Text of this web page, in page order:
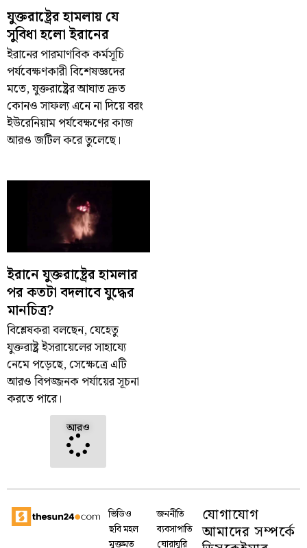
যুক্তরাষ্ট্রের হামলায় যে
সুবিধা হলো ইরানের
ইরানের পারমাণবিক কর্মসূচি
পর্যবেক্ষণকারী বিশেষজ্ঞদের
মতে, যুক্তরাষ্ট্রের আঘাত দ্রুত
কোনও সাফল্য এনে না দিয়ে বরং
ইউরেনিয়াম পর্যবেক্ষণের কাজ
আরও জটিল করে তুলেছে।
ইরানে যুক্তরাষ্ট্রের হামলার
পর কতটা বদলাবে যুদ্ধের
মানচিত্র?
বিশ্লেষকরা বলছেন, যেহেতু
যুক্তরাষ্ট্র ইসরায়েলের সাহায্যে
নেমে পড়েছে, সেক্ষেত্রে এটি
আরও বিপজ্জনক পর্যায়ের সূচনা
করতে পারে।
আরও
ভিডিও
ছবি মহল
মুক্তমত
জননীতি
ব্যবসাপাতি
ঘোরাঘুরি
যোগাযোগ
আমাদের সম্পর্কে